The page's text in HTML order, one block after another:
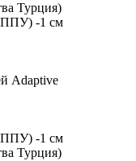
Турция)
-1 см
Adaptive
-1 см
Турция)